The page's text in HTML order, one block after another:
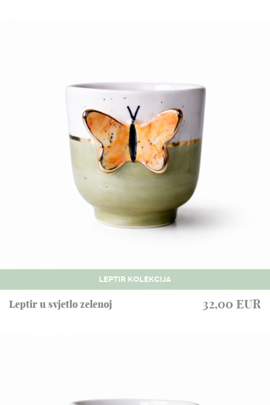
LEPTIR KOLEKCIJA
Leptir u svjetlo zelenoj 32,00 EUR